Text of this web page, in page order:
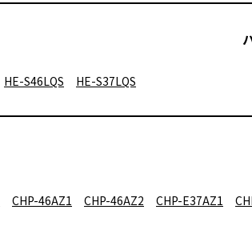
HE-S46LQS HE-S37LQS
CHP-46AZ1 CHP-46AZ2 CHP-E37AZ1